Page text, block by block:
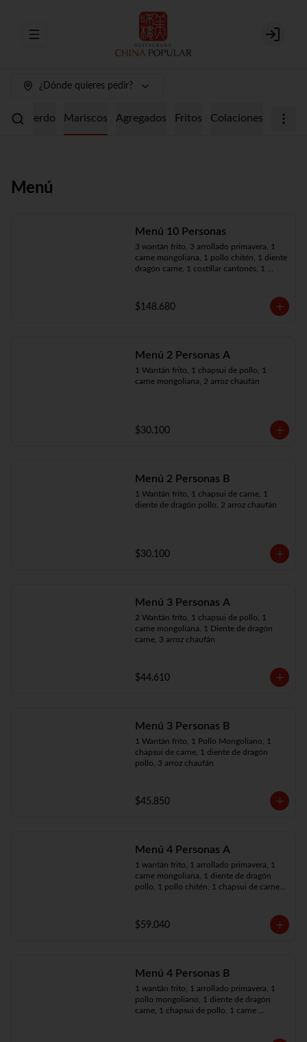
Abrir menu de navegación Login
¿Dónde quieres pedir?
Cerdo Mariscos Agregados Fritos Colaciones
Menú
Menú 10 Personas
3 wantán frito, 3 arrollado primavera, 1
carne mongoliana, 1 pollo chitén, 1 diente
dragón carne, 1 costillar cantonés, 1
10 arroz chaufán
$148.680
Menú 2 Personas A
1 Wantán frito, 1 chapsui de pollo, 1
carne mongoliana, 2 arroz chaufán
$30.100
Menú 2 Personas B
1 Wantán frito, 1 chapsui de carne, 1
diente de dragón pollo, 2 arroz chaufán
$30.100
Menú 3 Personas A
2 Wantán frito, 1 chapsui de pollo, 1
carne mongoliana, 1 Diente de dragón
carne, 3 arroz chaufán
$44.610
Menú 3 Personas B
1 Wantán frito, 1 Pollo Mongoliano, 1
chapsui de carne, 1 diente de dragón
pollo, 3 arroz chaufán
$45.850
Menú 4 Personas A
1 wantán frito, 1 arrollado primavera, 1
carne mongoliana, 1 diente de dragón
pollo, 1 pollo chitén, 1 chapsui de carne,
$59.040
Menú 4 Personas B
1 wantán frito, 1 arrollado primavera, 1
pollo mongoliano, 1 diente de dragón
carne, 1 chapsui de pollo, 1 carne